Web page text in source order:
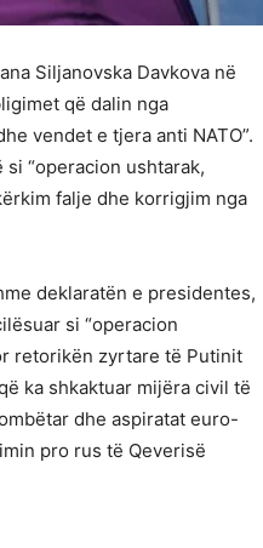
Siljanovska Davkova në
që dalin nga
vendet e tjera anti NATO”.
“operacion ushtarak,
falje dhe korrigjim nga
deklaratën e presidentes,
si “operacion
retorikën zyrtare të Putinit
ka shkaktuar mijëra civil të
dhe aspiratat euro-
pro rus të Qeverisë